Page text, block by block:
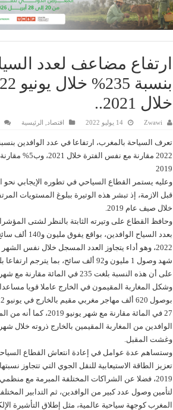
ارتفاع مضاعف لعدد
خلال 2021..
Zwawi 14 يوليو 2022 اقتصاد الرئيسية
2022 مقارنة مع نفس
2019
وعليه يستمر القطاع السياحي في تطوره الإيجابي نحو
قبل الازمة، إذ تبشر هذه الوتيرة ببلوغ المستويات
خلال صيف عام 2019.
وحافظ القطاع على وتيرته الثابتة بالنظر لشتى
بعدد السياح
على أن هذه النسبة بلغت 235 في المائة مقارنة مع شهر يونيو 2021.
وشكل المغاربة المقيمون في الخارج عاملا قويا مساعدا
27 في المائة مقارنة مع شهر
الوافدين من المغاربة المقيمين بالخارج ذروته خلال
وغشت المقبل.
وستساهم عدة عوامل في إعادة انتعاش القطاع
تعزيز الطاقة الاستيعابية للنقل الجوي التي تتجاوز
2019، فضلا عن الشراكات المختلفة المبرمة مع
لتأمين وصول عدد كبير من الوافدين، ثم التدابير